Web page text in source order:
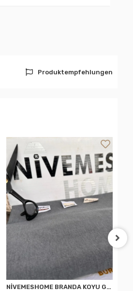
Produktempfehlungen
NİVEMESHOME BRANDA KOYU GRİ BALKON PERDESİ